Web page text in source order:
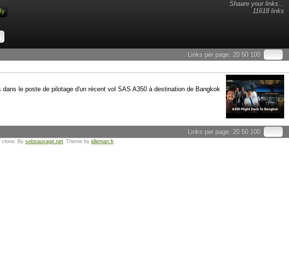
Shaare your links...
11618 links
Links per page: 20 50 100
le poste de pilotage d'un récent vol SAS A350 à destination de Bangkok
Links per page: 20 50 100
clone. By sebsauvage.net . Theme by idleman.fr.